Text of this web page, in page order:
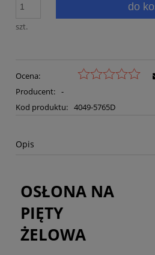
szt.
do
Ocena:
Producent: -
Kod produktu: 4049-5765D
Opis
OSŁONA NA
PIĘTY
ŻELOWA